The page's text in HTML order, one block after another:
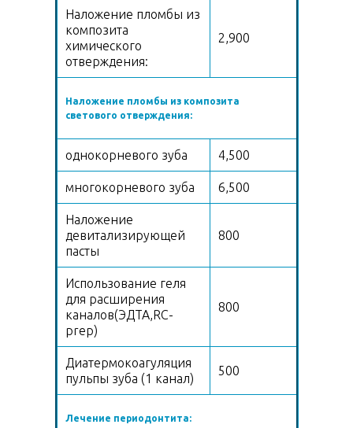
Наложение пломбы из
композита
химического
отверждения:
2,900
Наложение пломбы из композита
светового отверждения:
однокорневого зуба 4,500
многокорневого зуба 6,500
Наложение
девитализирующей
пасты
800
Использование геля
для расширения
каналов(ЭДТА,RC-
prep)
800
Диатермокоагуляция
пульпы зуба (1 канал)
500
Лечение периодонтита: